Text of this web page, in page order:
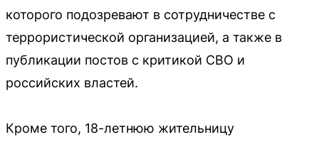
которого подозревают в сотрудничестве с
террористической организацией, а также в
публикации постов с критикой СВО и
российских властей.
Кроме того, 18-летнюю жительницу